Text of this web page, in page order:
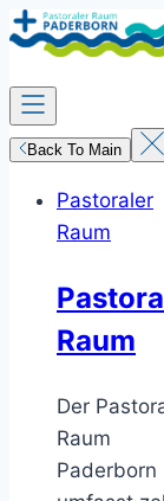
Zum
Inhalt
springen
Back To Main
Pastoraler
Raum
Raum
Der
Raum
Paderborn